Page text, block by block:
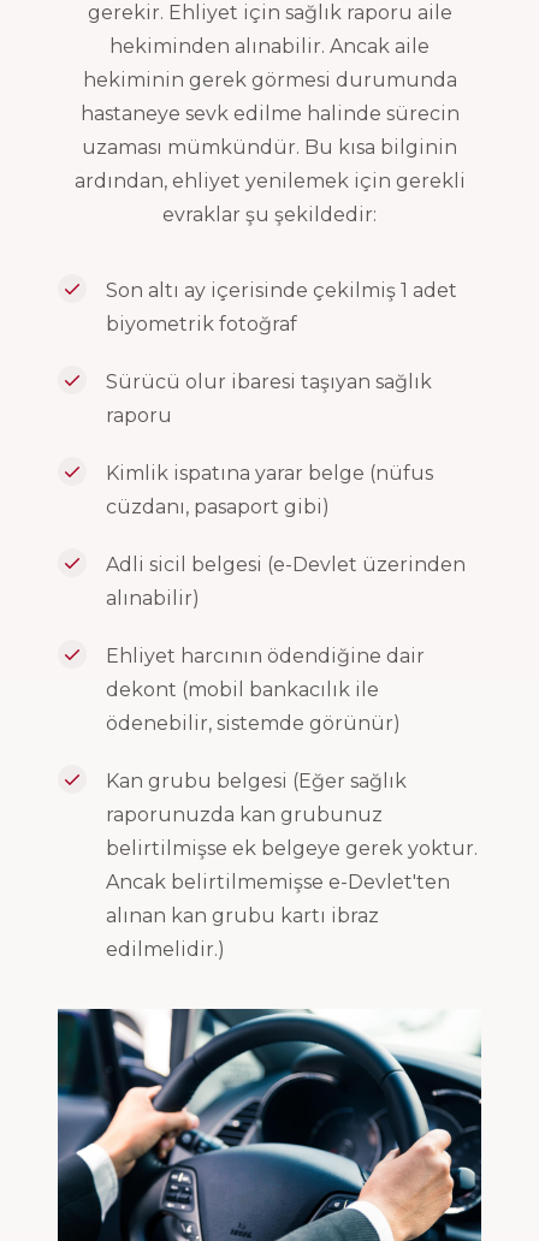
gerekir. Ehliyet için sağlık raporu aile
hekiminden alınabilir. Ancak aile
hekiminin gerek görmesi durumunda
hastaneye sevk edilme halinde sürecin
uzaması mümkündür. Bu kısa bilginin
ardından, ehliyet yenilemek için gerekli
evraklar şu şekildedir:
Son altı ay içerisinde çekilmiş 1 adet
biyometrik fotoğraf
Sürücü olur ibaresi taşıyan sağlık
raporu
Kimlik ispatına yarar belge (nüfus
cüzdanı, pasaport gibi)
Adli sicil belgesi (e-Devlet üzerinden
alınabilir)
Ehliyet harcının ödendiğine dair
dekont (mobil bankacılık ile
ödenebilir, sistemde görünür)
Kan grubu belgesi (Eğer sağlık
raporunuzda kan grubunuz
belirtilmişse ek belgeye gerek yoktur.
Ancak belirtilmemişse e-Devlet'ten
alınan kan grubu kartı ibraz
edilmelidir.)